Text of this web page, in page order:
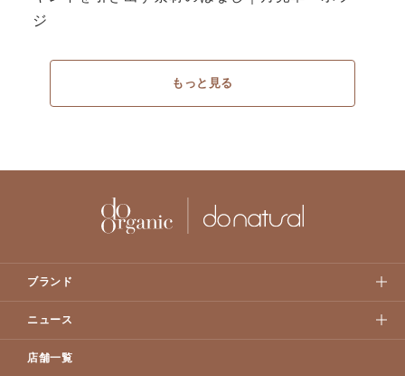
ジ
もっと見る
ブランド
ニュース
店舗一覧